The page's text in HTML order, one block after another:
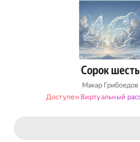
Сорок шесть
Макар Грибоедов
Доступен Виртуальный